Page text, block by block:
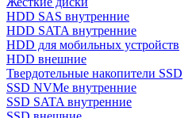
HDD SAS внутренние
HDD SATA внутренние
HDD для мобильных устройств
HDD внешние
Твердотельные накопители SSD
SSD NVMe внутренние
SSD SATA внутренние